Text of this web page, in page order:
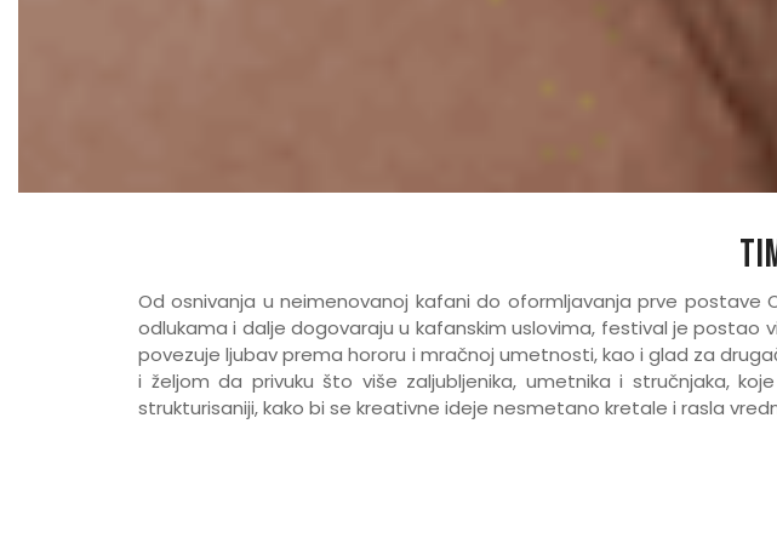
Od osnivanja u neimenovanoj kafani do oformljavanja prve
odlukama i dalje dogovaraju u kafanskim uslovima, festival je
povezuje ljubav prema hororu i mračnoj umetnosti, kao i glad za
i željom da privuku što više zaljubljenika, umetnika i stručnjaka,
strukturisaniji, kako bi se kreativne ideje nesmetano kretale i rasla